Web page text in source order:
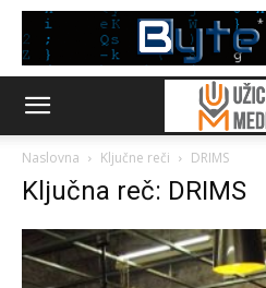
Naslovna Ključne reči DRIMS
Ključna reč: DRIMS